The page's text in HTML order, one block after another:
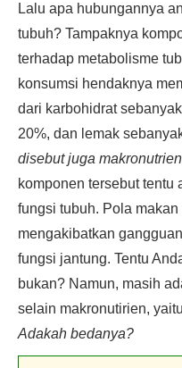
Lalu apa hubungannya
tubuh? Tampaknya
terhadap metabolisme
konsumsi hendaknya
dari karbohidrat
20%, dan lemak
disebut juga
komponen tersebut tentu
fungsi tubuh. Pola
mengakibatkan
fungsi jantung. Tentu
bukan? Namun, masih
selain makronutirien,
Adakah bedanya?